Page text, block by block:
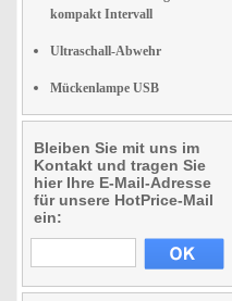
kompakt Intervall
Ultraschall-Abwehr
Mückenlampe USB
Bleiben Sie mit uns im
Kontakt und tragen Sie
hier Ihre E-Mail-Adresse
für unsere HotPrice-Mail
ein: